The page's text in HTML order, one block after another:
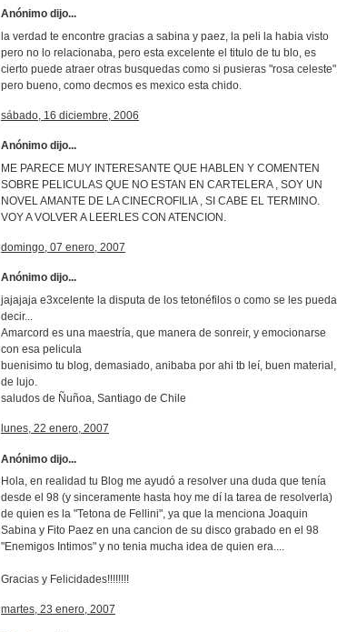
Anónimo dijo...
la verdad te encontre gracias a sabina y paez, la peli la habia visto
pero no lo relacionaba, pero esta excelente el titulo de tu blo, es
cierto puede atraer otras busquedas como si pusieras "rosa celeste",
pero bueno, como decmos es mexico esta chido.
sábado, 16 diciembre, 2006
Anónimo dijo...
ME PARECE MUY INTERESANTE QUE HABLEN Y COMENTEN
SOBRE PELICULAS QUE NO ESTAN EN CARTELERA , SOY UN
NOVEL AMANTE DE LA CINECROFILIA , SI CABE EL TERMINO.
VOY A VOLVER A LEERLES CON ATENCION.
domingo, 07 enero, 2007
Anónimo dijo...
jajajaja e3xcelente la disputa de los tetonéfilos o como se les pueda
decir...
Amarcord es una maestría, que manera de sonreir, y emocionarse
con esa pelicula
buenisimo tu blog, demasiado, anibaba por ahi tb leí, buen material,
de lujo.
saludos de Ñuñoa, Santiago de Chile
lunes, 22 enero, 2007
Anónimo dijo...
Hola, en realidad tu Blog me ayudó a resolver una duda que tenía
desde el 98 (y sinceramente hasta hoy me dí la tarea de resolverla)
de quien es la "Tetona de Fellini", ya que la menciona Joaquin
Sabina y Fito Paez en una cancion de su disco grabado en el 98
"Enemigos Intimos" y no tenia mucha idea de quien era....
Gracias y Felicidades!!!!!!!!
martes, 23 enero, 2007